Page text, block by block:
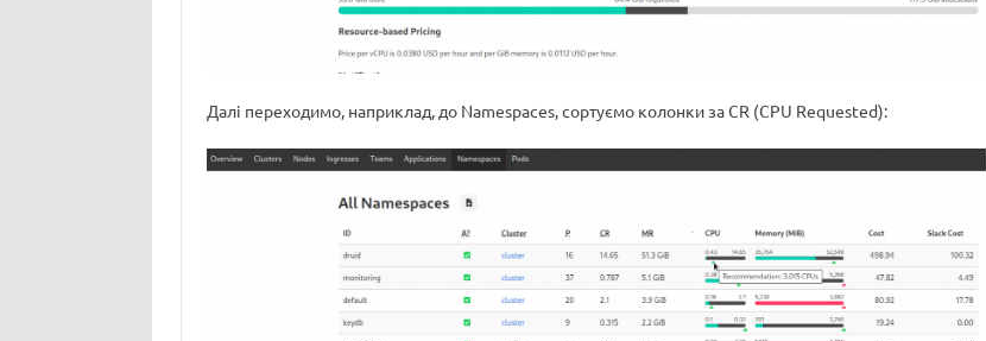
Далі переходимо, наприклад, до Namespaces, сортуємо колонки за CR (CPU Requested):